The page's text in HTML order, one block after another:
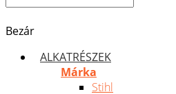
Bezár
ALKATRÉSZEK
Márka
Stihl